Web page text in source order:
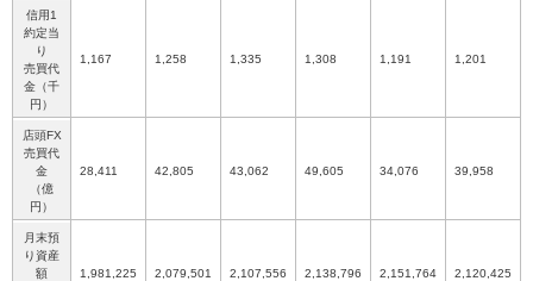
信用1
約定当
り
売買代
金（千
円）
1,167 1,258 1,335 1,308 1,191 1,201
店頭FX
売買代
金
（億
円）
28,411 42,805 43,062 49,605 34,076 39,958
月末預
り資産
額
1,981,225 2,079,501 2,107,556 2,138,796 2,151,764 2,120,425